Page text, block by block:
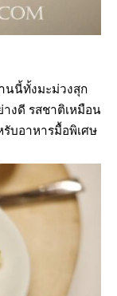
นนี้ทั้งมะม่วงสุก
งดี รสชาติเหมือน
รับอาหารมื้อพิเศษ